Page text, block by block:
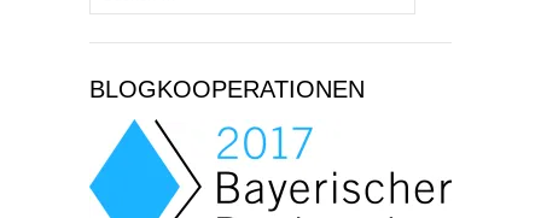
nach:
BLOGKOOPERATIONEN